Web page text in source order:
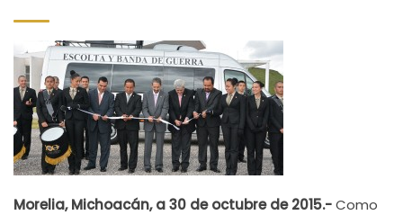
Morelia, Michoacán, a 30 de octubre de 2015.-Como